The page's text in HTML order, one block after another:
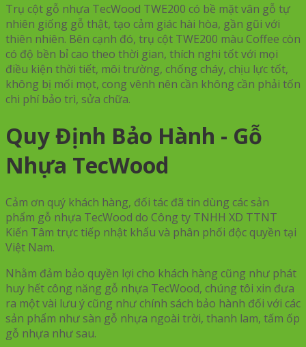
Trụ cột gỗ nhựa TecWood TWE200 có bề mặt vân gỗ tự
nhiên giống gỗ thật, tạo cảm giác hài hòa, gần gũi với
thiên nhiên. Bên cạnh đó, trụ cột TWE200 màu Coffee còn
có độ bền bỉ cao theo thời gian, thích nghi tốt với mọi
điều kiện thời tiết, môi trường, chống cháy, chịu lực tốt,
không bị mối mọt, cong vênh nên cần không cần phải tốn
chi phí bảo trì, sửa chữa.
Quy Định Bảo Hành - Gỗ
Nhựa TecWood
Cảm ơn quý khách hàng, đối tác đã tin dùng các sản
phẩm gỗ nhựa TecWood do Công ty TNHH XD TTNT
Kiến Tâm trực tiếp nhật khẩu và phân phối độc quyền tại
Việt Nam.
Nhằm đảm bảo quyền lợi cho khách hàng cũng như phát
huy hết công năng gỗ nhựa TecWood, chúng tôi xin đưa
ra một vài lưu ý cũng như chính sách bảo hành đối với các
sản phẩm như sàn gỗ nhựa ngoài trời, thanh lam, tấm ốp
gỗ nhựa như sau.